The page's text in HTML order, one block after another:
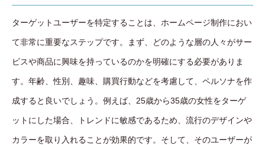
ターゲットユーザーを特定することは、ホームページ制作におい
て非常に重要なステップです。まず、どのような層の人々がサー
ビスや商品に興味を持っているのかを明確にする必要がありま
す。年齢、性別、趣味、購買行動などを考慮して、ペルソナを作
成すると良いでしょう。例えば、25歳から35歳の女性をターゲ
ットにした場合、トレンドに敏感であるため、流行のデザインや
カラーを取り入れることが効果的です。そして、そのユーザーが